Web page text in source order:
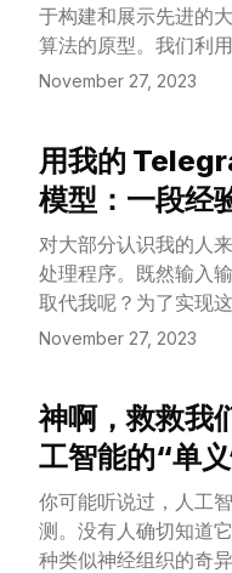
于构建和展示先进的
算法的原型。我们利
HumanEval 生成
November 27, 2023
用我的
模型：一段经
对大部分认识我的人
处理程序。既然输入
取代我呢？为了实现
作风格，还得对我有
November 27, 2023
View Article
神啊，救救我
工智能的“单
你可能听说过，人工
测。没有人确切知道
种类似神经组织的奇
View Article